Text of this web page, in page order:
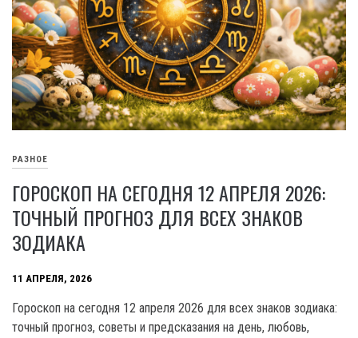
РАЗНОЕ
ГОРОСКОП НА СЕГОДНЯ 12 АПРЕЛЯ 2026:
ТОЧНЫЙ ПРОГНОЗ ДЛЯ ВСЕХ ЗНАКОВ
ЗОДИАКА
11 АПРЕЛЯ, 2026
Гороскоп на сегодня 12 апреля 2026 для всех знаков зодиака:
точный прогноз, советы и предсказания на день, любовь,